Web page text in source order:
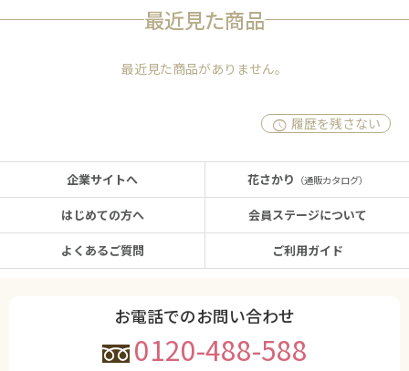
最近見た商品
最近見た商品がありません。
履歴を残さない
企業サイトへ
はじめての方へ
よくあるご質問
花さかり （通販カタログ）
会員ステージについて
ご利用ガイド
お電話でのお問い合わせ
0120-488-588